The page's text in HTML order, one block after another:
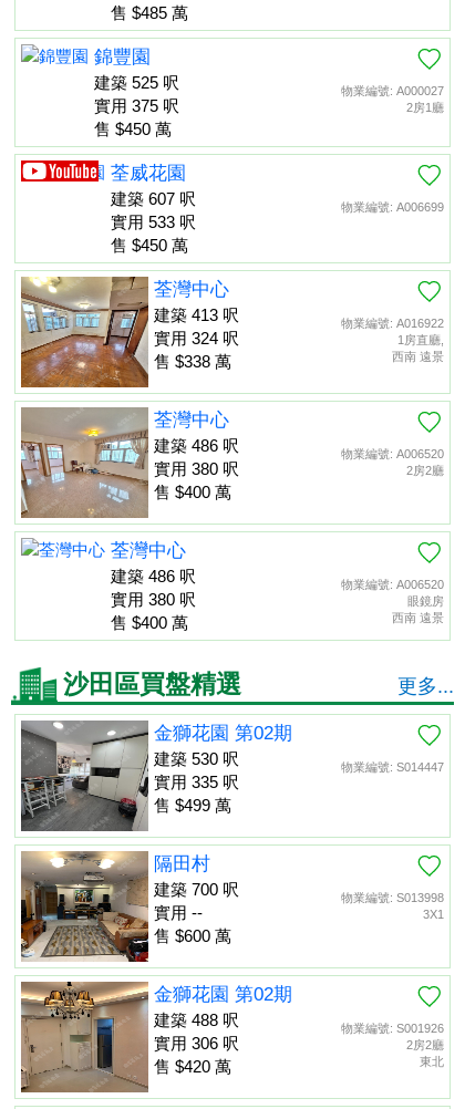
售 $485 萬
物業編號: A000027
2房1廳
錦豐園
建築 525 呎
實用 375 呎
售 $450 萬
物業編號: A006699
荃威花園
建築 607 呎
實用 533 呎
售 $450 萬
物業編號: A016922
1房直廳,
西南 遠景
荃灣中心
建築 413 呎
實用 324 呎
售 $338 萬
物業編號: A006520
2房2廳
荃灣中心
建築 486 呎
實用 380 呎
售 $400 萬
物業編號: A006520
眼鏡房
西南 遠景
荃灣中心
建築 486 呎
實用 380 呎
售 $400 萬
沙田區買盤精選 更多...
物業編號: S014447
金獅花園 第02期
建築 530 呎
實用 335 呎
售 $499 萬
物業編號: S013998
3X1
隔田村
建築 700 呎
實用 --
售 $600 萬
物業編號: S001926
2房2廳
東北
金獅花園 第02期
建築 488 呎
實用 306 呎
售 $420 萬